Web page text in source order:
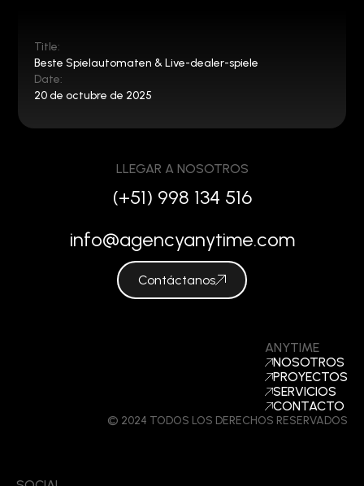
Title:
Beste Spielautomaten & Live-dealer-spiele
Date:
20 de octubre de 2025
ANYTIME
NOSOTROS
PROYECTOS
SERVICIOS
CONTACTO
© 2024 TODOS LOS DERECHOS RESERVADOS
LLEGAR A NOSOTROS
(+51) 998 134 516
info@agencyanytime.com
Contáctanos